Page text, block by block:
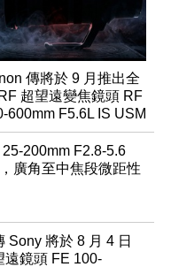
傳將於 9 月推出全
超望遠變焦鏡頭 RF
600mm F5.6L IS USM
200mm F2.8-5.6
廣角至中焦段微距性
Sony 將於 8 月 4 日
遠鏡頭 FE 100-